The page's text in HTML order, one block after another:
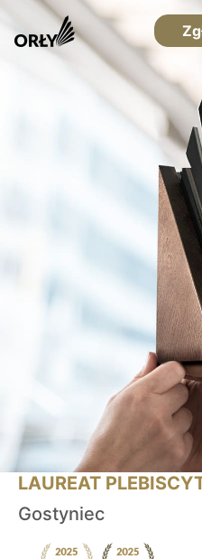
LAUREAT
Gostyniec